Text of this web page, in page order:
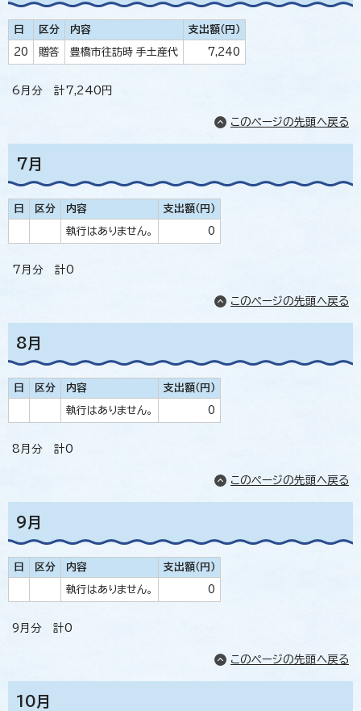
日 区分 内容 支出額（円）
20 贈答 豊橋市往訪時 手土産代 7,240
6月分 計7,240円
このページの先頭へ戻る
7月
日 区分 内容 支出額（円）
執行はありません。 0
7月分 計0
このページの先頭へ戻る
8月
日 区分 内容 支出額（円）
執行はありません。 0
8月分 計0
このページの先頭へ戻る
9月
日 区分 内容 支出額（円）
執行はありません。 0
9月分 計0
このページの先頭へ戻る
10月